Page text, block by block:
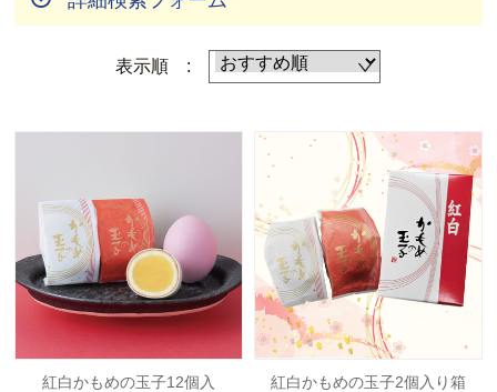
表示順 :
紅白かもめの玉子12個入 紅白かもめの玉子2個入り箱